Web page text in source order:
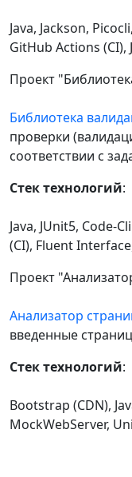
Java, Jackson,
GitHub Actions (CI),
Проект
Библиотека
проверки
соответствии с
Стек технологий:
Java, JUnit5, Code-
(CI), Fluent
Проект
Анализатор
введенные
Стек технологий:
Bootstrap (CDN),
MockWebServer,